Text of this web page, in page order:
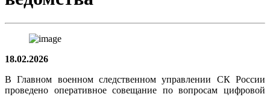
18.02.2026
В Главном военном следственном управлении СК России
проведено оперативное совещание по вопросам цифровой